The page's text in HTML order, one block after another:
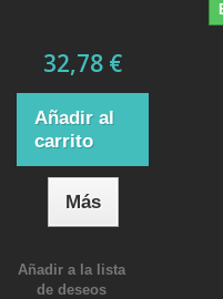
32,78 €
Añadir al
carrito
Más
Añadir a la lista
de deseos